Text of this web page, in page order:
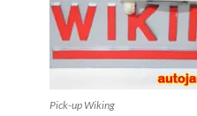
Pick-up Wiking